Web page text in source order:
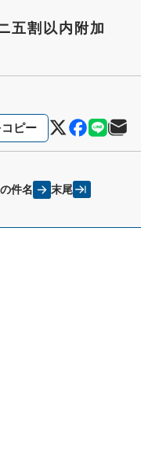
五割以内附加
ピー
件名 末尾